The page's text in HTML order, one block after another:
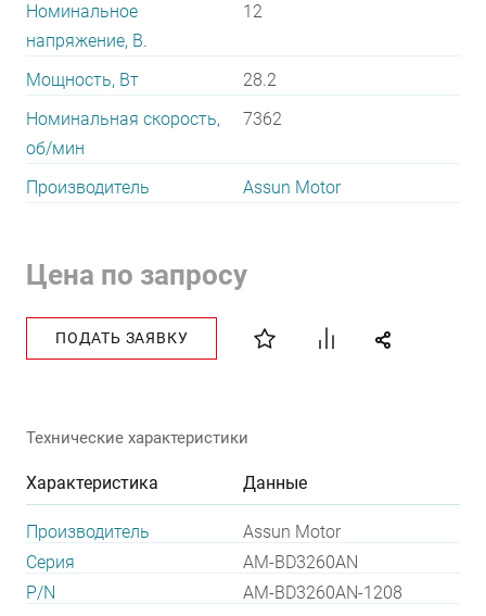
Номинальное
напряжение, В.
12
Мощность, Вт
28.2
Номинальная скорость,
об/мин
7362
Производитель Assun Motor
Цена по запросу
ПОДАТЬ ЗАЯВКУ
Технические характеристики
Характеристика Данные
Производитель
Assun Motor
Серия
AM-BD3260AN
P/N
AM-BD3260AN-1208